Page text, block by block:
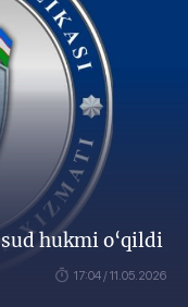
hukmi o‘qildi
17:04 / 11.05.2026